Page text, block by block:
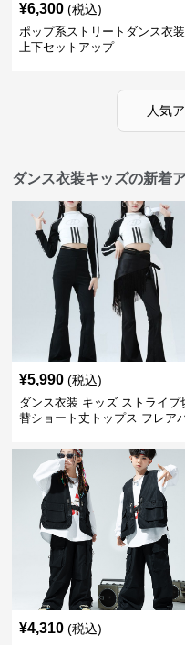
¥6,300 (税込)
ポップ系ストリートダンス衣装
上下セットアップ
人気
ダンス衣装キッズの新着
¥5,990 (税込)
ダンス衣装 キッズ ストライプ
替ショート丈トップス フレア
¥4,310 (税込)